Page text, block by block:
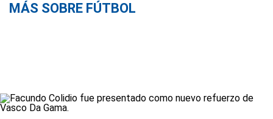
MÁS SOBRE FÚTBOL